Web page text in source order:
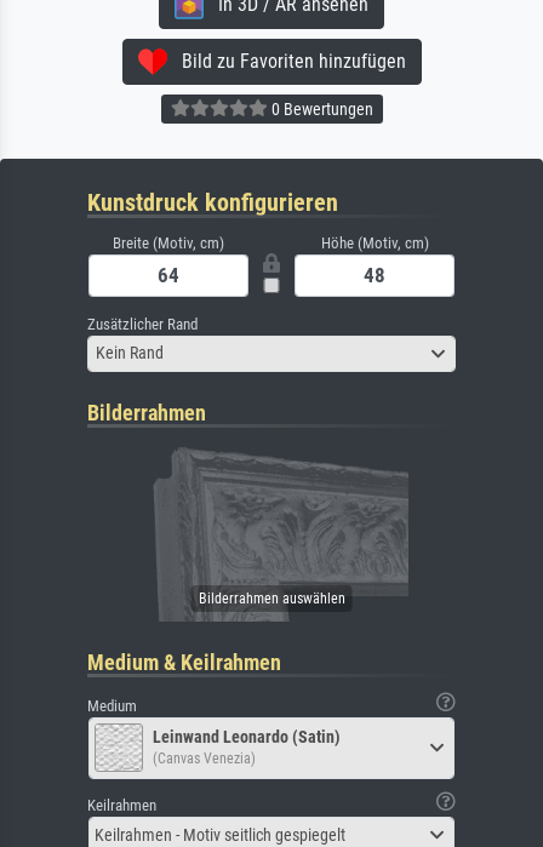
Bild zu Favoriten hinzufügen
0 Bewertungen
Kunstdruck konfigurieren
Breite (Motiv, cm) Höhe (Motiv, cm)
Zusätzlicher Rand
Kein Rand
Bilderrahmen
Medium & Keilrahmen
Medium
Leinwand Leonardo (Satin)
(Canvas Venezia)
Keilrahmen
Keilrahmen - Motiv seitlich gespiegelt